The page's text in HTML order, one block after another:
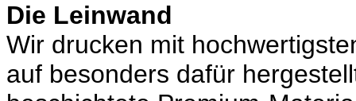
Die Leinwand
Wir drucken mit
auf besonders dafür